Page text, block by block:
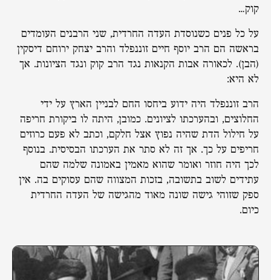
קוק…
על כל פנים כשנוסדת העדה החרדית, שני הרבנים העומדים
בראשה הם הרב יוסף חיים זוננפלד והרב יצחק ירוחם דיסקין
(הבן). לכאורה אבות הקנאות נגד הרב קוק ונגד הציונות. אך
לא היא:
הרב זוננפלד היה ידוע ביחסו החם לבניין הארץ על ידי
החלוצים, ובהערכתו לציונים. כמובן, היתה לו ביקורת חריפה
על חילול הדת שהיה נפוץ אצל חלקם, וכתב לא פעם כרוזים
חריפים על כך. אך זה לא סתר את הערכתו הבסיסית. בנוסף
לכך היה חוזר ואומר שהוא מאמין באמונה שלמה שהם
עתידים לשוב בתשובה, בזכות המצווה שהם עסוקים בה. אין
ספק שזוהי גישה שונה מאוד מהגישה של העדה החרדית
כיום.